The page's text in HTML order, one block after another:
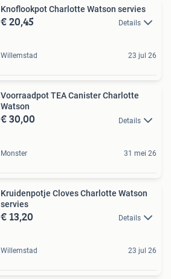
Knoflookpot Charlotte Watson servies
€ 20,45 Details
Willemstad 23 jul 26
Voorraadpot TEA Canister Charlotte
Watson
€ 30,00 Details
Monster 31 mei 26
Kruidenpotje Cloves Charlotte Watson
servies
€ 13,20 Details
Willemstad 23 jul 26